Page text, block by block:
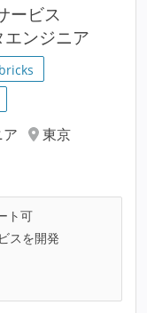
ービス
エンジニア
東京
ト可
スを開発